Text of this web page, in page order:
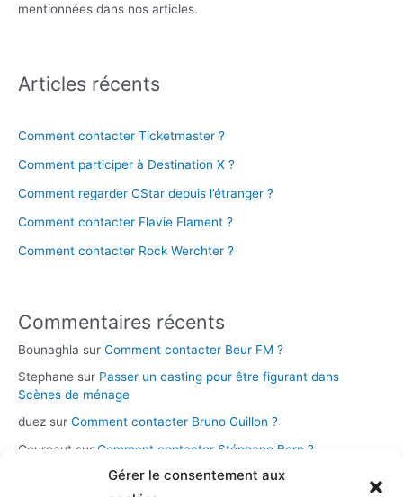
Gérer le consentement aux
mentionnées dans nos articles.
Articles récents
Comment contacter Ticketmaster ?
Comment participer à Destination X ?
Comment regarder CStar depuis l’étranger ?
Comment contacter Flavie Flament ?
Comment contacter Rock Werchter ?
Commentaires récents
Bounaghla sur Comment contacter Beur FM ?
Stephane sur Passer un casting pour être figurant dans
Scènes de ménage
duez sur Comment contacter Bruno Guillon ?
Coureaut sur Comment contacter Stéphane Bern ?
Comment contacter la chaîne Novo 19 ?